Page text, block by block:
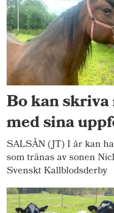
Bo kan
med sina
SALSÅN (JT) I år kan
som tränas av sonen
Svenskt Kallblodsderby